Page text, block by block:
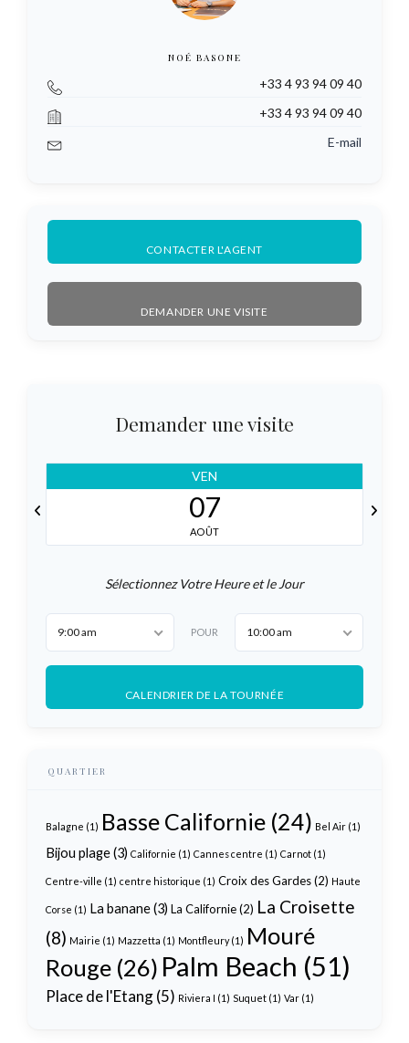
NOÉ BASONE
+33 4 93 94 09 40
+33 4 93 94 09 40
E-mail
CONTACTER L'AGENT
DEMANDER UNE VISITE
Demander une visite
VEN
07
AOÛT
Sélectionnez Votre Heure et le Jour
9:00 am POUR 10:00 am
CALENDRIER DE LA TOURNÉE
QUARTIER
Balagne (1) Basse Californie (24) Bel Air (1)
Bijou plage(3) Californie (1) Cannes centre (1) Carnot (1)
Centre-ville (1) centre historique (1) Croix des Gardes(2) Haute
Corse (1) La banane(3) La Californie(2) La Croisette
(8) Mairie (1) Mazzetta (1) Montfleury(1) Mouré
Rouge (26) Palm Beach (51)
Place de l'Etang(5) Riviera I (1) Suquet (1) Var (1)